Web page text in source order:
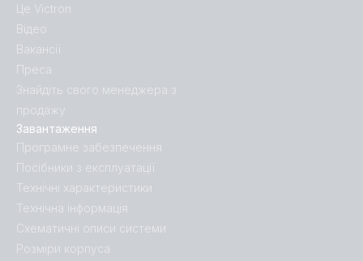
Завантаження
Програмне забезпечення
Посібники з експлуатації
Технічні характеристики
Технічна інформація
Схематичні описи системи
Розміри корпуса
Це Victron
Відео
Вакансії
Преса
Знайдіть свого менеджера з
продажу